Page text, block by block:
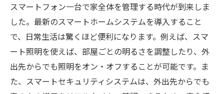
スマートフォン一台で家全体を管理する時代が到来しま
した。最新のスマートホームシステムを導入すること
で、日常生活は驚くほど便利になります。例えば、スマ
ート照明を使えば、部屋ごとの明るさを調整したり、外
出先からでも照明をオン・オフすることが可能です。ま
た、スマートセキュリティシステムは、外出先からでも